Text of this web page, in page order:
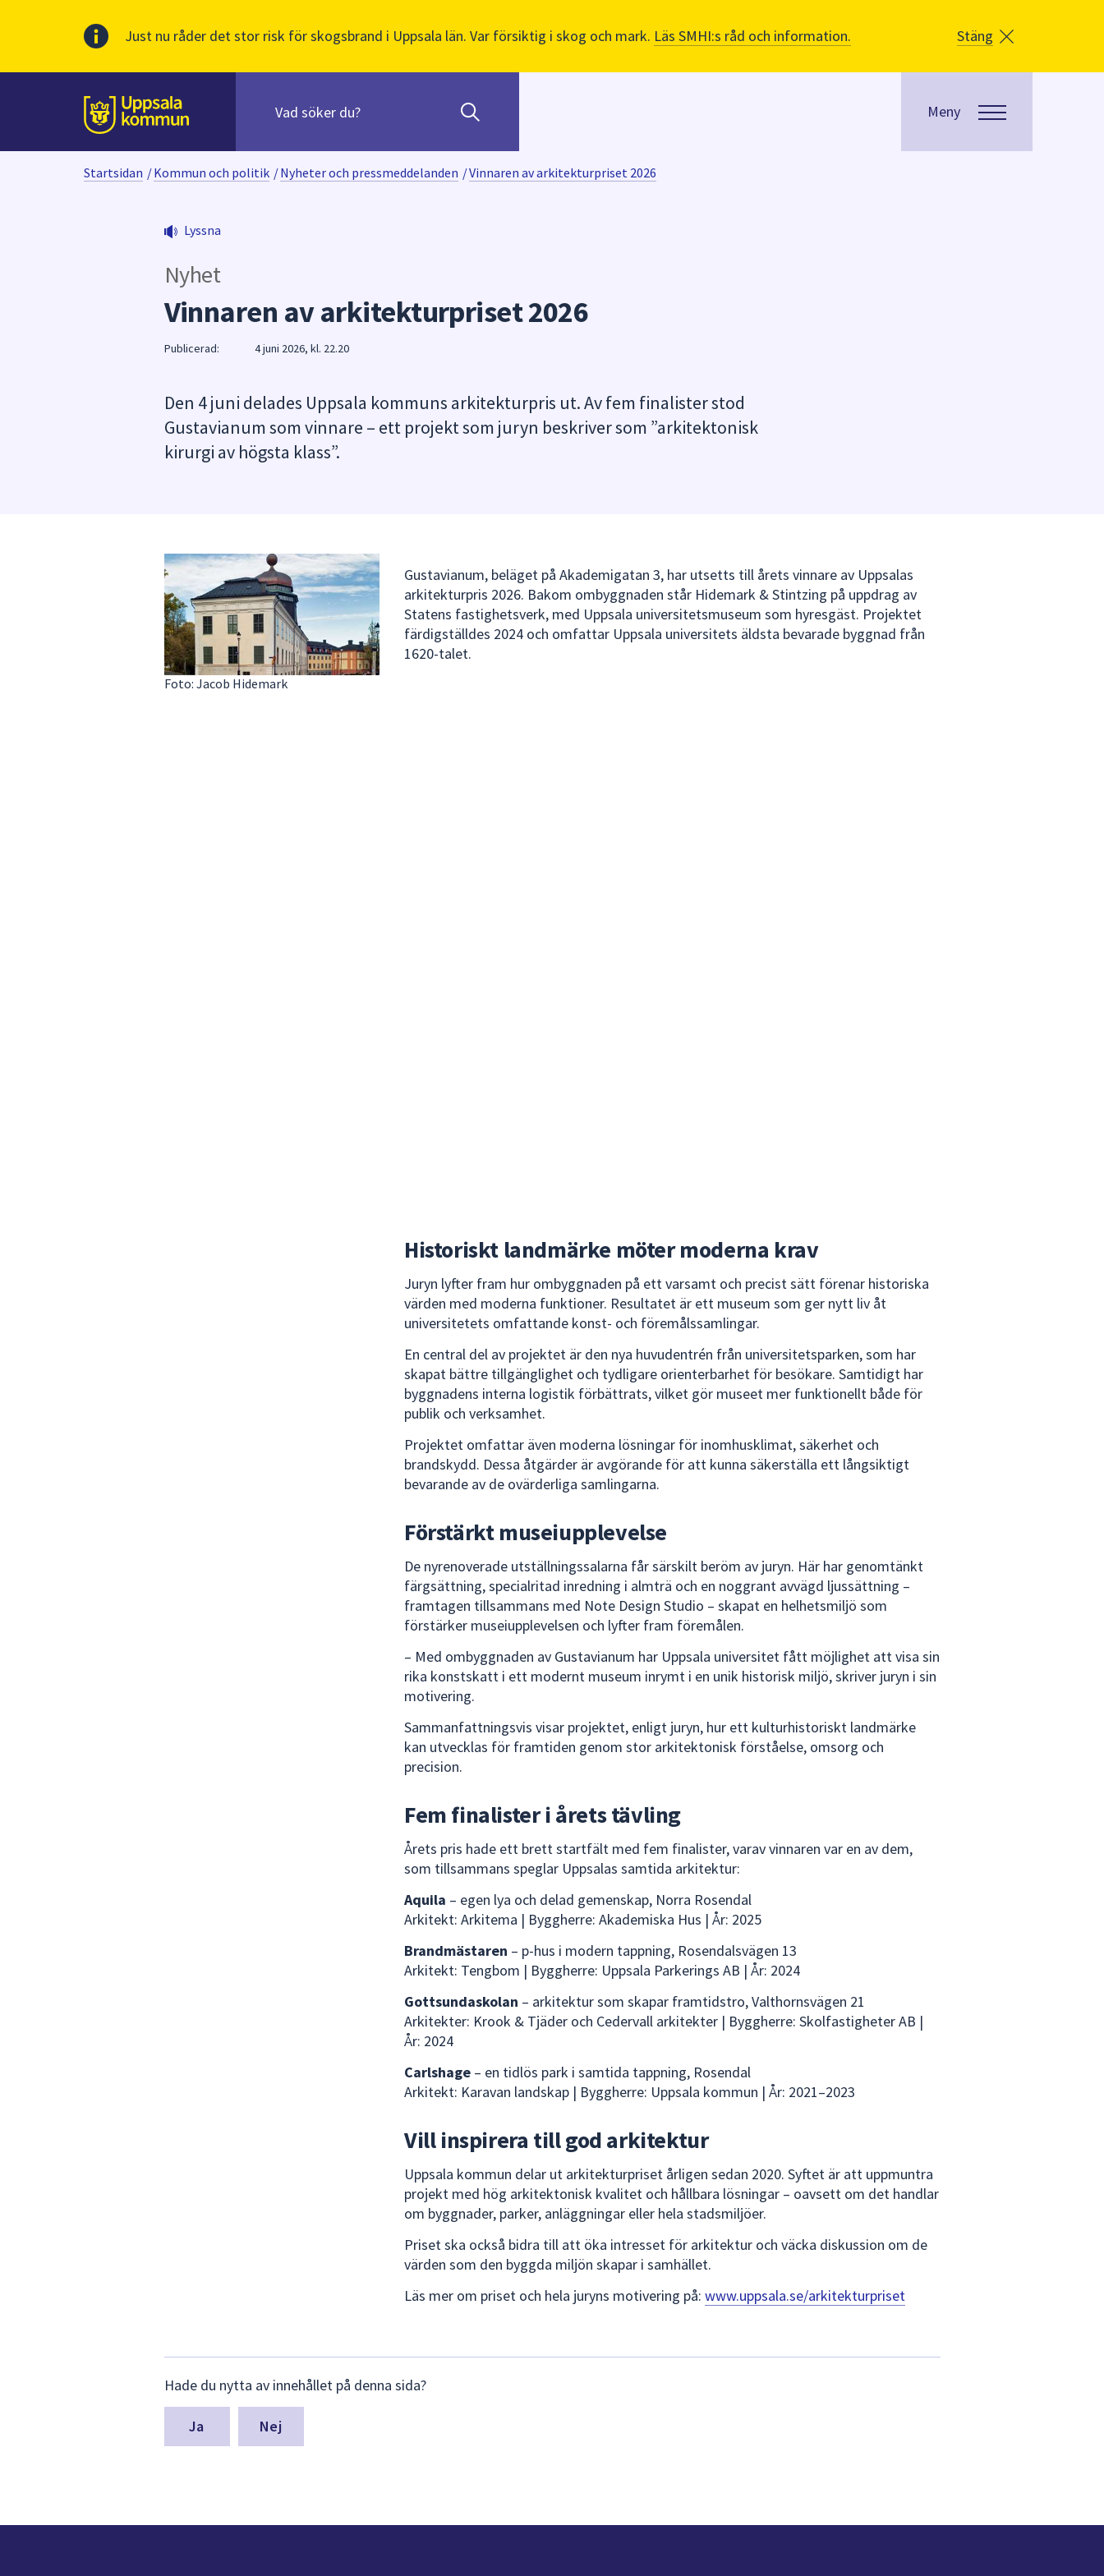
Just nu råder det stor risk för skogsbrand i Uppsala län. Var försiktig i skog och mark. Läs SMHI:s råd och information. Stäng
Till sidans
huvudinnehåll
innehåll
När
sökförslag
presenteras
fältet.
piltangenterna
för
och
enter
för
att
välja
något
av
dem.
Meny
Startsidan /Kommun och politik /Nyheter och pressmeddelanden /Vinnaren av arkitekturpriset 2026
Lyssna
Nyhet
Vinnaren av arkitekturpriset 2026
Publicerad: 4 juni 2026, kl. 22.20
Den 4 juni delades Uppsala kommuns arkitekturpris ut. Av fem finalister stod
Gustavianum som vinnare – ett projekt som juryn beskriver som ”arkitektonisk
kirurgi av högsta klass”.
Foto: Jacob Hidemark
Gustavianum, beläget på Akademigatan 3, har utsetts till årets vinnare av Uppsalas
arkitekturpris 2026. Bakom ombyggnaden står Hidemark & Stintzing på uppdrag av
Statens fastighetsverk, med Uppsala universitetsmuseum som hyresgäst. Projektet
färdigställdes 2024 och omfattar Uppsala universitets äldsta bevarade byggnad från
1620‑talet.
Historiskt landmärke möter moderna krav
Juryn lyfter fram hur ombyggnaden på ett varsamt och precist sätt förenar historiska
värden med moderna funktioner. Resultatet är ett museum som ger nytt liv åt
universitetets omfattande konst- och föremålssamlingar.
En central del av projektet är den nya huvudentrén från universitetsparken, som har
skapat bättre tillgänglighet och tydligare orienterbarhet för besökare. Samtidigt har
byggnadens interna logistik förbättrats, vilket gör museet mer funktionellt både för
publik och verksamhet.
Projektet omfattar även moderna lösningar för inomhusklimat, säkerhet och
brandskydd. Dessa åtgärder är avgörande för att kunna säkerställa ett långsiktigt
bevarande av de ovärderliga samlingarna.
Förstärkt museiupplevelse
De nyrenoverade utställningssalarna får särskilt beröm av juryn. Här har genomtänkt
färgsättning, specialritad inredning i almträ och en noggrant avvägd ljussättning –
framtagen tillsammans med Note Design Studio – skapat en helhetsmiljö som
förstärker museiupplevelsen och lyfter fram föremålen.
– Med ombyggnaden av Gustavianum har Uppsala universitet fått möjlighet att visa sin
rika konstskatt i ett modernt museum inrymt i en unik historisk miljö, skriver juryn i sin
motivering.
Sammanfattningsvis visar projektet, enligt juryn, hur ett kulturhistoriskt landmärke
kan utvecklas för framtiden genom stor arkitektonisk förståelse, omsorg och
precision.
Fem finalister i årets tävling
Årets pris hade ett brett startfält med fem finalister, varav vinnaren var en av dem,
som tillsammans speglar Uppsalas samtida arkitektur:
Aquila – egen lya och delad gemenskap, Norra Rosendal
Arkitekt: Arkitema | Byggherre: Akademiska Hus | År: 2025
Brandmästaren – p-hus i modern tappning, Rosendalsvägen 13
Arkitekt: Tengbom | Byggherre: Uppsala Parkerings AB | År: 2024
Gottsundaskolan – arkitektur som skapar framtidstro, Valthornsvägen 21
Arkitekter: Krook & Tjäder och Cedervall arkitekter | Byggherre: Skolfastigheter AB |
År: 2024
Carlshage – en tidlös park i samtida tappning, Rosendal
Arkitekt: Karavan landskap | Byggherre: Uppsala kommun | År: 2021–2023
Vill inspirera till god arkitektur
Uppsala kommun delar ut arkitekturpriset årligen sedan 2020. Syftet är att uppmuntra
projekt med hög arkitektonisk kvalitet och hållbara lösningar – oavsett om det handlar
om byggnader, parker, anläggningar eller hela stadsmiljöer.
Priset ska också bidra till att öka intresset för arkitektur och väcka diskussion om de
värden som den byggda miljön skapar i samhället.
Läs mer om priset och hela juryns motivering på: www.uppsala.se/arkitekturpriset
synpunkter
för
denna
Hade du nytta av innehållet på denna sida?
Nej